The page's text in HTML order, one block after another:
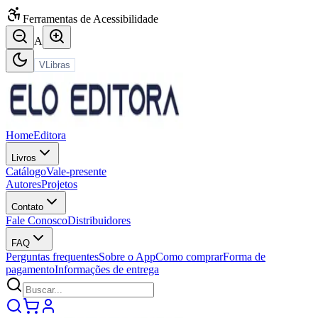
Ferramentas de Acessibilidade
A
VLibras
HomeEditora
Livros
CatálogoVale-presente
AutoresProjetos
Contato
Fale ConoscoDistribuidores
FAQ
Perguntas frequentesSobre o AppComo comprarForma de
pagamentoInformações de entrega